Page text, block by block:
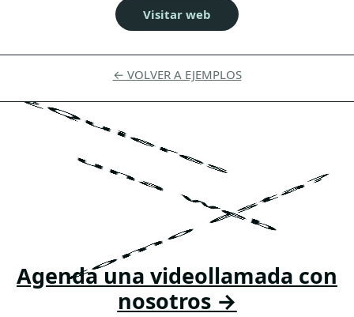
Visitar web
← VOLVER A EJEMPLOS
¿Quieres
una web
como esta?
Agenda una videollamada con
nosotros →